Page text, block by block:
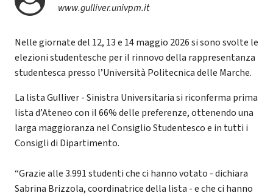
www.gulliver.univpm.it
Nelle giornate del 12, 13 e 14 maggio 2026 si sono svolte le
elezioni studentesche per il rinnovo della rappresentanza
studentesca presso l’Università Politecnica delle Marche.
La lista Gulliver - Sinistra Universitaria si riconferma prima
lista d’Ateneo con il 66% delle preferenze, ottenendo una
larga maggioranza nel Consiglio Studentesco e in tutti i
Consigli di Dipartimento.
“Grazie alle 3.991 studenti che ci hanno votato - dichiara
Sabrina Brizzola, coordinatrice della lista - e che ci hanno